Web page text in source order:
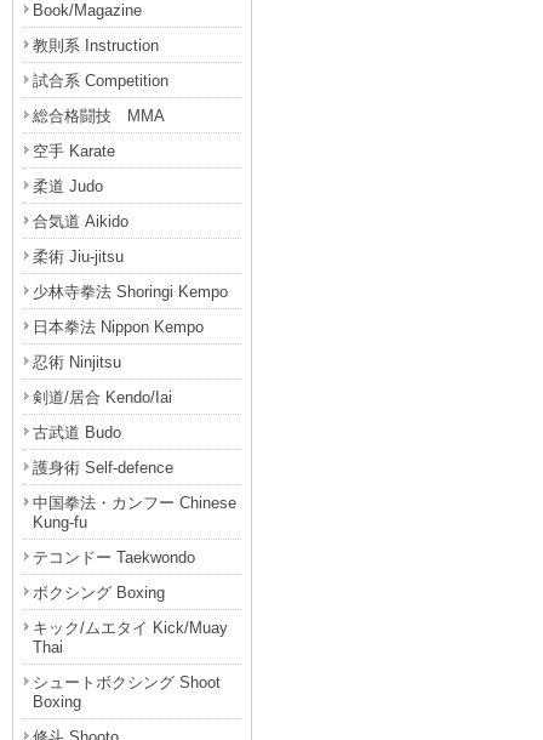
Book/Magazine
教則系 Instruction
試合系 Competition
総合格闘技 MMA
空手 Karate
柔道 Judo
合気道 Aikido
柔術 Jiu-jitsu
少林寺拳法 Shoringi Kempo
日本拳法 Nippon Kempo
忍術 Ninjitsu
剣道/居合 Kendo/Iai
古武道 Budo
護身術 Self-defence
中国拳法・カンフー Chinese
Kung-fu
テコンドー Taekwondo
ボクシング Boxing
キック/ムエタイ Kick/Muay
Thai
シュートボクシング Shoot
Boxing